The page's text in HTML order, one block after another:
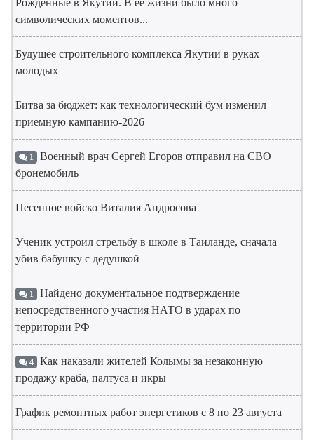
Рожденные в Якутии. В ее жизни было много
символических моментов...
Будущее строительного комплекса Якутии в руках
молодых
Битва за бюджет: как технологический бум изменил
приемную кампанию-2026
1 Военный врач Сергей Егоров отправил на СВО
бронемобиль
Песенное войско Виталия Андросова
Ученик устроил стрельбу в школе в Таиланде, сначала
убив бабушку с дедушкой
1 Найдено документальное подтверждение
непосредственного участия НАТО в ударах по
территории РФ
4 Как наказали жителей Колымы за незаконную
продажу краба, палтуса и икры
График ремонтных работ энергетиков с 8 по 23 августа